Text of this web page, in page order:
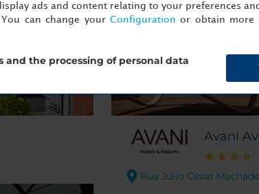
Avani
Rua Júlio César
ads and content relating to your preferences
can change your Configuration or obtain more
and the processing of personal data